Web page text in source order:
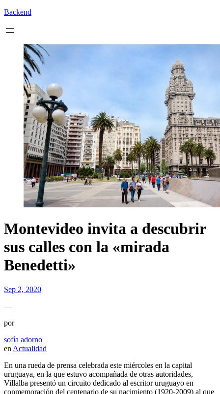
Backend
Montevideo invita a descubrir
sus calles con la «mirada
Benedetti»
Sep 2, 2020
—
por
sofía adorno
en Actualidad
En una rueda de prensa celebrada este miércoles en la capital
uruguaya, en la que estuvo acompañada de otras autoridades,
Villalba presentó un circuito dedicado al escritor uruguayo en
conmemoración del centenario de su nacimiento (1920-2009) al que